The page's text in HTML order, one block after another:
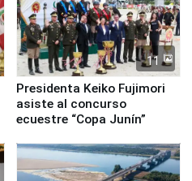
11
Presidenta Keiko Fujimori
asiste al concurso
ecuestre “Copa Junín”